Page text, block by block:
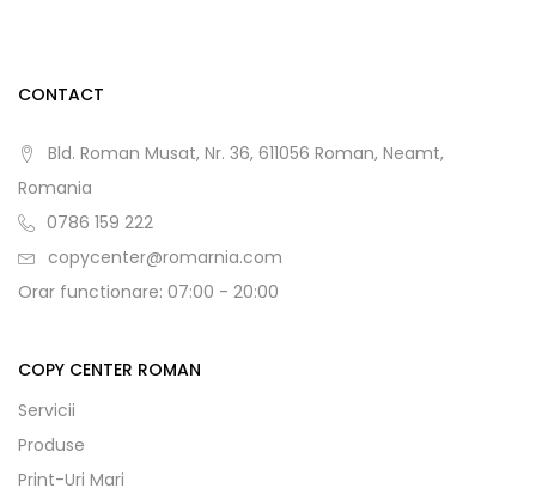
CONTACT
Bld. Roman Musat, Nr. 36, 611056 Roman, Neamt,
Romania
0786 159 222
copycenter@romarnia.com
Orar functionare: 07:00 - 20:00
COPY CENTER ROMAN
Servicii
Produse
Print-Uri Mari